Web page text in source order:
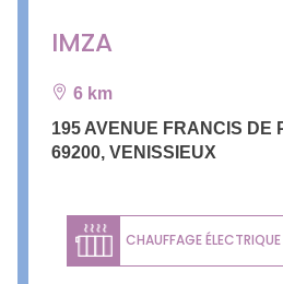
IMZA
6 km
195 AVENUE FRANCIS DE
69200, VENISSIEUX
CHAUFFAGE ÉLECTRIQUE